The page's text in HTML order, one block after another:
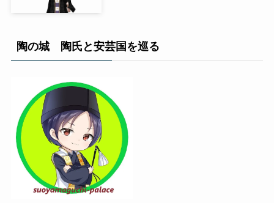
陶の城 陶氏と安芸国を巡る